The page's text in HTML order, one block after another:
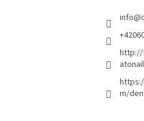
info@
http://
m/